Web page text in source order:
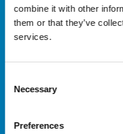
combine it with other
them or that they’ve
services.
Selection
Necessary
Preferences
7 dagen